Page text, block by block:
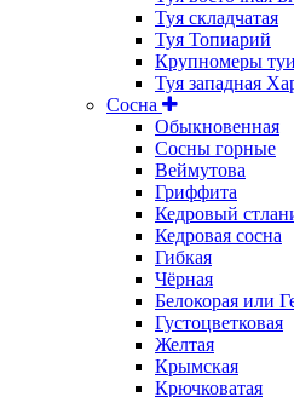
Туя складчатая
Туя Топиарий
Крупномеры туи
Туя западная
Сосна
Обыкновенная
Сосны горные
Веймутова
Гриффита
Кедровый
Кедровая сосна
Гибкая
Чёрная
Белокорая или
Густоцветковая
Желтая
Крымская
Крючковатая